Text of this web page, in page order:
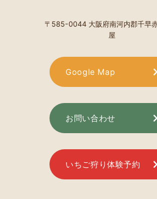
〒585-0044 大阪府南河内郡千早
屋
Google Map
お問い合わせ
いちご狩り体験予約